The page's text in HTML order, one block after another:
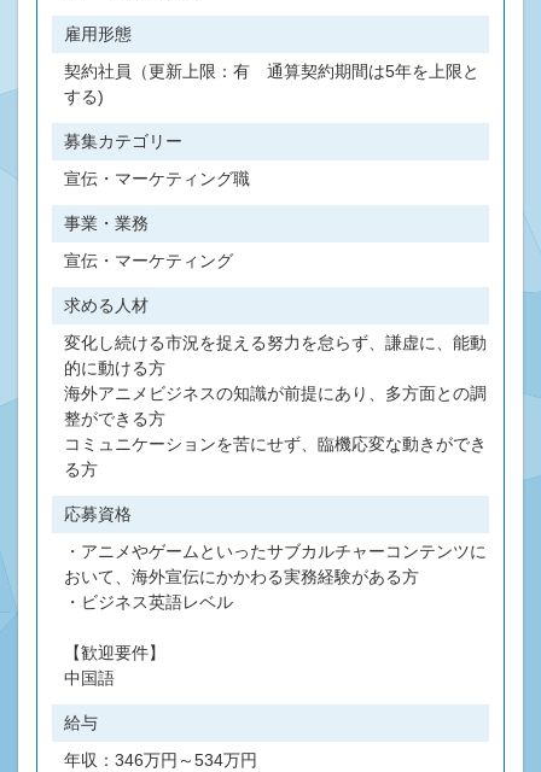
雇用形態
契約社員（更新上限：有 通算契約期間は5年を上限と
する)
募集カテゴリー
宣伝・マーケティング職
事業・業務
宣伝・マーケティング
求める人材
変化し続ける市況を捉える努力を怠らず、謙虚に、能動
的に動ける方
海外アニメビジネスの知識が前提にあり、多方面との調
整ができる方
コミュニケーションを苦にせず、臨機応変な動きができ
る方
応募資格
・アニメやゲームといったサブカルチャーコンテンツに
おいて、海外宣伝にかかわる実務経験がある方
・ビジネス英語レベル
【歓迎要件】
中国語
給与
年収：346万円～534万円